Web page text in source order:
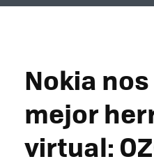
Nokia
mejor
virtual: